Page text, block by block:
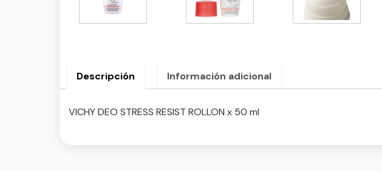
Descripción Información adicional
VICHY DEO STRESS RESIST ROLLON x 50 ml